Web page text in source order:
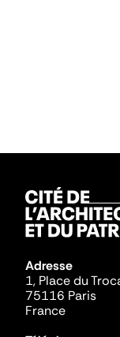
Adresse
1, Place du
75116 Paris
France